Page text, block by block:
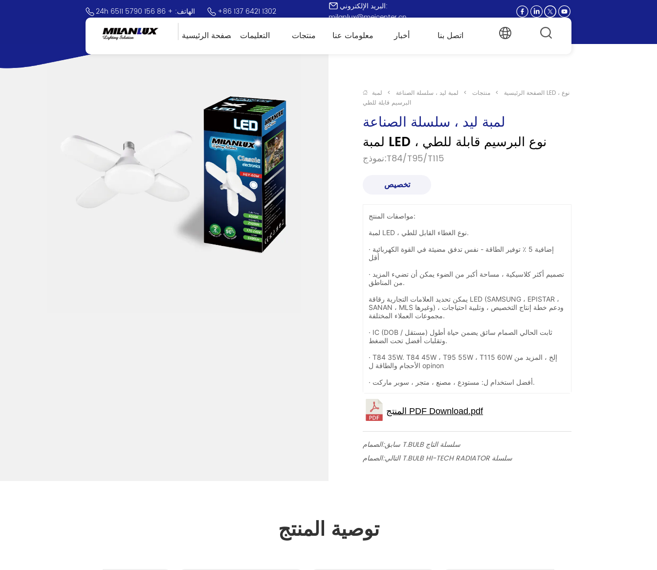
24h الهاتف: + 86 156 5790 6511 +86 137 6421 1302
البريد الإلكتروني:
milanlux@meicenter.cn
الصفحة الرئيسية التعليمات منتجات معلومات عنا أخبار اتصل بنا
الصفحة الرئيسية > منتجات > لمبة ليد ، سلسلة الصناعة >
لمبة LED ، نوع
البرسيم قابلة للطي
لمبة ليد ، سلسلة الصناعة
لمبة LED ، نوع البرسيم قابلة للطي
نموذج:T84/T95/T115
تخصيص
مواصفات المنتج:
لمبة LED ، نوع الغطاء القابل للطي.
· إضافية 5 ٪ توفير الطاقة - نفس تدفق مضيئة في القوة الكهربائية
أقل
· تصميم أكثر كلاسيكية ، مساحة أكبر من الضوء يمكن أن تضيء المزيد
من المناطق.
يمكن تحديد العلامات التجارية رقاقة LED (SAMSUNG ، EPISTAR ،
SANAN ، MLS وغيرها) ، ودعم خطة إنتاج التخصيص ، وتلبية احتياجات
مجموعات العملاء المختلفة.
· IC (DOB / مستقل) ثابت الحالي الصمام سائق يضمن حياة أطول
وتقلبات أفضل تحت الضغط.
· T84 35W. T84 45W ، T95 55W ، T115 60W إلخ ، المزيد من
الأحجام والطاقة ل opinon
· أفضل استخدام ل: مستودع ، مصنع ، متجر ، سوبر ماركت.
سابق:
الصمام T.BULB سلسلة التاج
التالي:
الصمام T.BULB HI-TECH RADIATOR سلسلة
توصية المنتج